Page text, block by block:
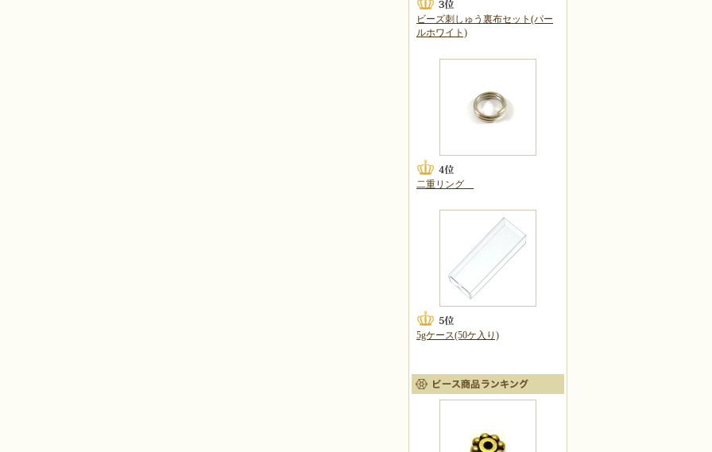
ビーズ刺しゅう裏布セット(パー
ルホワイト)
二重リング
5gケース(50ケ入り)